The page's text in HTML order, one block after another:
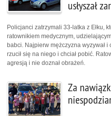
usłyszał
Policjanci zatrzymali 33-latka z Ełku,
ratownikiem medycznym,
babci. Najpierw mężczyzna wyzywał i
rzucił się na niego i chciał pobić.
agresją i nie doznał obrażeń.
Za